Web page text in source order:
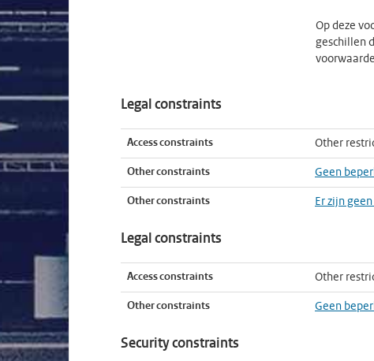
Op deze
geschillen
Legal constraints
Access constraints Other
Other constraints Geen
Other constraints Er zijn
Legal constraints
Access constraints Other
Other constraints Geen
Security constraints